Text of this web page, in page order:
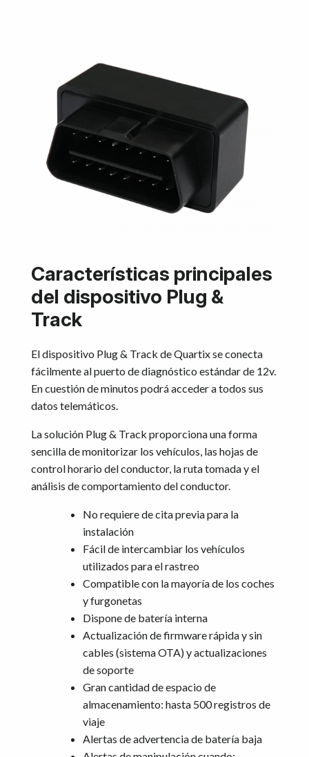
Características principales
del dispositivo Plug &
Track
El dispositivo Plug & Track de Quartix se conecta
fácilmente al puerto de diagnóstico estándar de 12v.
En cuestión de minutos podrá acceder a todos sus
datos telemáticos.
La solución Plug & Track proporciona una forma
sencilla de monitorizar los vehículos, las hojas de
control horario del conductor, la ruta tomada y el
análisis de comportamiento del conductor.
No requiere de cita previa para la
instalación
Fácil de intercambiar los vehículos
utilizados para el rastreo
Compatible con la mayoría de los coches
y furgonetas
Dispone de batería interna
Actualización de firmware rápida y sin
cables (sistema OTA) y actualizaciones
de soporte
Gran cantidad de espacio de
almacenamiento: hasta 500 registros de
viaje
Alertas de advertencia de batería baja